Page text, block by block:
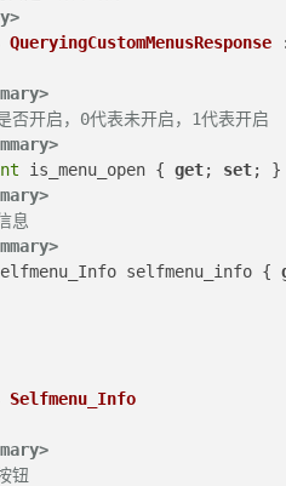
QueryingCustomMenusResponse
否开启，0代表未开启，1代表开启
is_menu_open { get; set; }
息
selfmenu_info {
Selfmenu_Info
钮